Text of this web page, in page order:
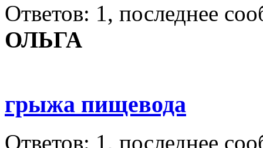
Ответов: 1, последнее
ОЛЬГА
грыжа пищевода
Ответов: 1, последнее